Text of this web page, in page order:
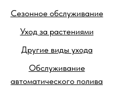
Сезонное обслуживание
Уход за растениями
Другие виды ухода
Обслуживание
автоматического полива